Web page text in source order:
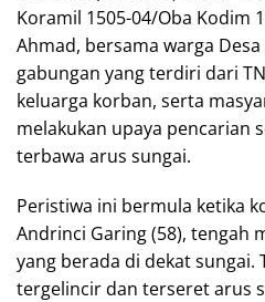
Koramil 1505-04/Oba Kodim
Ahmad, bersama warga
gabungan yang terdiri dari
keluarga korban, serta
melakukan upaya pencarian
terbawa arus sungai.
Peristiwa ini bermula ketika
Andrinci Garing (58), tengah
yang berada di dekat sungai.
tergelincir dan terseret arus